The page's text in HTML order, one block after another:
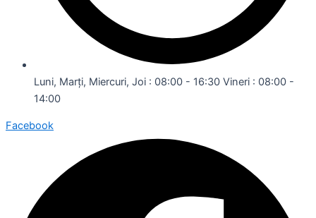
Luni, Marți, Miercuri, Joi : 08:00 - 16:30 Vineri : 08:00 -
14:00
Facebook